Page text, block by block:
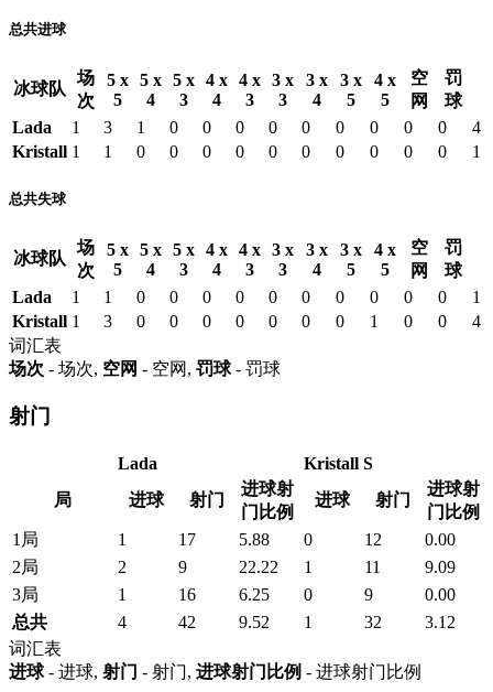
总共进球
冰球队
场
次
5 x
5
5 x
4
5 x
3
4 x
4
4 x
3
3 x
3
3 x
4
3 x
5
4 x
5
空
网
罚
球
Lada
1 3 1 0 0 0 0 0 0 0 0 0
4
Kristall 1 1 0 0 0 0 0 0 0 0 0 0 1
总共失球
冰球队
场
次
5 x
5
5 x
4
5 x
3
4 x
4
4 x
3
3 x
3
3 x
4
3 x
5
4 x
5
空
网
罚
球
Lada
1 1 0 0 0 0 0 0 0 0 0 0
1
Kristall 1 3 0 0 0 0 0 0 0 1 0 0
4
词汇表
场次 - 场次, 空网 - 空网, 罚球- 罚球
射门
Lada
Kristall S
局
进球 射门
进球射
门比例
进球 射门
进球射
门比例
1局
1 17 5.88 0 12
0.00
2局
2 9 22.22 1 11
9.09
3局
1 16 6.25 0 9
0.00
总共
4 42 9.52 1 32
3.12
词汇表
进球- 进球, 射门 - 射门, 进球射门比例 - 进球射门比例